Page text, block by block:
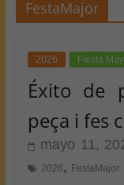
FestaMajor
2026 Fiesta
Éxito de
peça i fes
mayo 11,
2026, FestaMajor